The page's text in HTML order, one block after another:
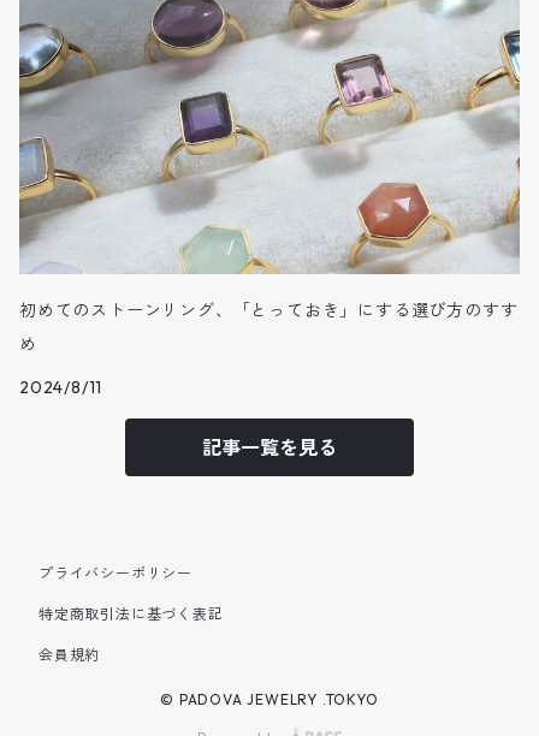
初めてのストーンリング、「とっておき」にする選び方のすす
め
2024/8/11
記事一覧を見る
プライバシーポリシー
特定商取引法に基づく表記
会員規約
© PADOVA JEWELRY .TOKYO